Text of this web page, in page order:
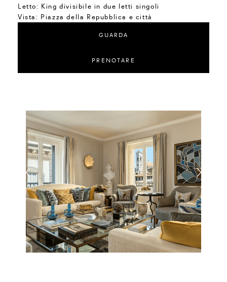
Letto: King divisibile in due letti singoli
Vista: Piazza della Repubblica e città
GUARDA
PRENOTARE